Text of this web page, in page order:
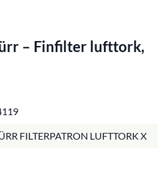
– Finfilter lufttork,
FILTERPATRON LUFTTORK X